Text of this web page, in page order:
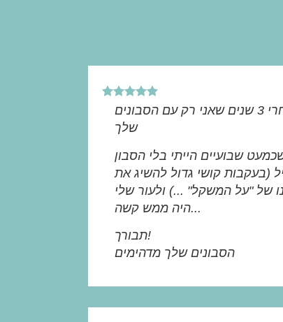
חייבת לומר לך שאחרי 3 שנים שאני רק עם הסבונים
שלך
שבועיים הייתי בלי הסבון
(בעקבות קושי גדול להשיג את
של "על המשקל" ...) ולעור שלי
היה ממש קשה...
תבורך!
הסבונים שלך מדהימים